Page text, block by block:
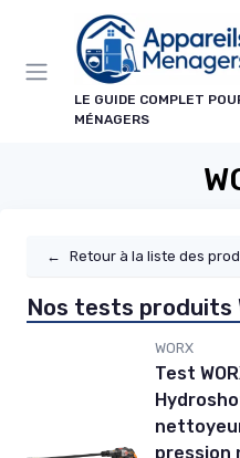
LE GUIDE COMPLET
MÉNAGERS
← Retour à la liste des
Nos tests produits
WORX
Test
pression
Panneau de gestion des